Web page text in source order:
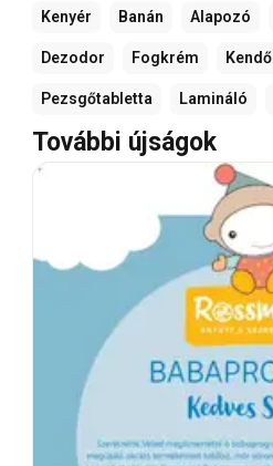
Kenyér Banán Alapozó
Dezodor Fogkrém Kendő
Pezsgőtabletta Lamináló
További újságok